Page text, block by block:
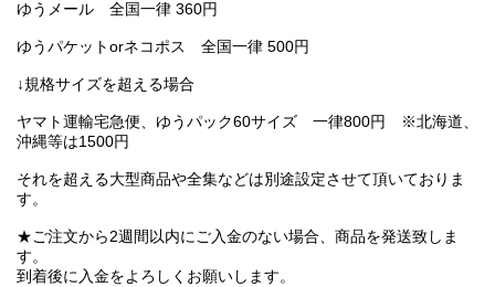
ゆうメール 全国一律 360円
ゆうパケットorネコポス 全国一律 500円
↓規格サイズを超える場合
ヤマト運輸宅急便、ゆうパック60サイズ 一律800円 ※北海道、
沖縄等は1500円
それを超える大型商品や全集などは別途設定させて頂いておりま
す。
★ご注文から2週間以内にご入金のない場合、商品を発送致しま
す。
到着後に入金をよろしくお願いします。